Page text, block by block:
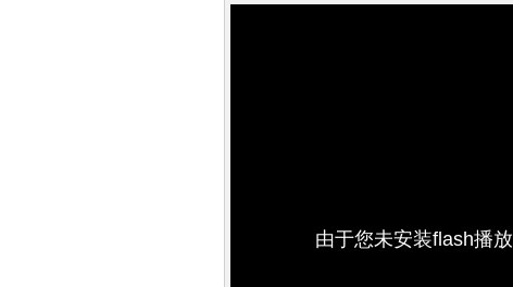
由于您未安装flash播